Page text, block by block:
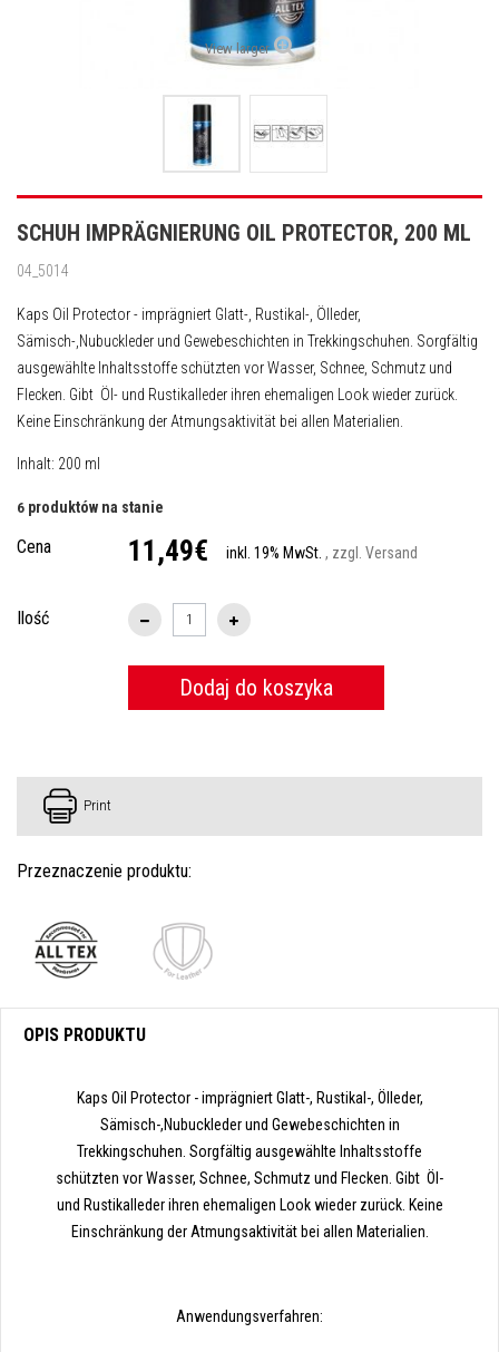
View larger
SCHUH IMPRÄGNIERUNG OIL PROTECTOR, 200 ML
04_5014
Kaps Oil Protector - imprägniert Glatt-, Rustikal-, Ölleder,
Sämisch-,Nubuckleder und Gewebeschichten in Trekkingschuhen. Sorgfältig
ausgewählte Inhaltsstoffe schützten vor Wasser, Schnee, Schmutz und
Flecken. Gibt Öl- und Rustikalleder ihren ehemaligen Look wieder zurück.
Keine Einschränkung der Atmungsaktivität bei allen Materialien.
Inhalt: 200 ml
6 produktów na stanie
Cena 11,49€ inkl. 19% MwSt. , zzgl. Versand
Ilość
Dodaj do koszyka
Print
Przeznaczenie produktu:
OPIS PRODUKTU
Kaps Oil Protector - imprägniert Glatt-, Rustikal-, Ölleder,
Sämisch-,Nubuckleder und Gewebeschichten in
Trekkingschuhen. Sorgfältig ausgewählte Inhaltsstoffe
schützten vor Wasser, Schnee, Schmutz und Flecken. Gibt Öl-
und Rustikalleder ihren ehemaligen Look wieder zurück. Keine
Einschränkung der Atmungsaktivität bei allen Materialien.
Anwendungsverfahren: